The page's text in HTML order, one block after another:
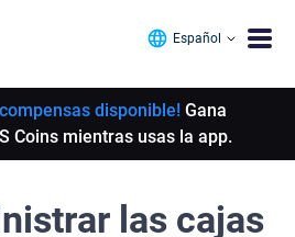
Español
disponible! Gana
Coins mientras usas la app.
las cajas